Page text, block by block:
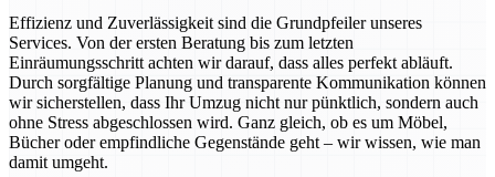
Effizienz und Zuverlässigkeit sind die Grundpfeiler unseres
Services. Von der ersten Beratung bis zum letzten
Einräumungsschritt achten wir darauf, dass alles perfekt abläuft.
Durch sorgfältige Planung und transparente Kommunikation können
wir sicherstellen, dass Ihr Umzug nicht nur pünktlich, sondern auch
ohne Stress abgeschlossen wird. Ganz gleich, ob es um Möbel,
Bücher oder empfindliche Gegenstände geht – wir wissen, wie man
damit umgeht.